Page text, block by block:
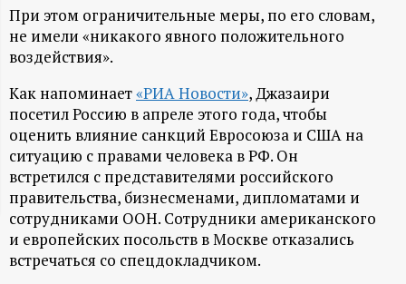
ф
о
р
м
а
ц
При этом ограничительные меры, по его словам,
не имели «никакого явного положительного
воздействия».
Как напоминает«РИА Новости», Джазаири
посетил Россию в апреле этого года, чтобы
оценить влияние санкций Евросоюза и США на
ситуацию с правами человека в РФ. Он
встретился с представителями российского
правительства, бизнесменами, дипломатами и
сотрудниками ООН. Сотрудники американского
и европейских посольств в Москве отказались
встречаться со спецдокладчиком.